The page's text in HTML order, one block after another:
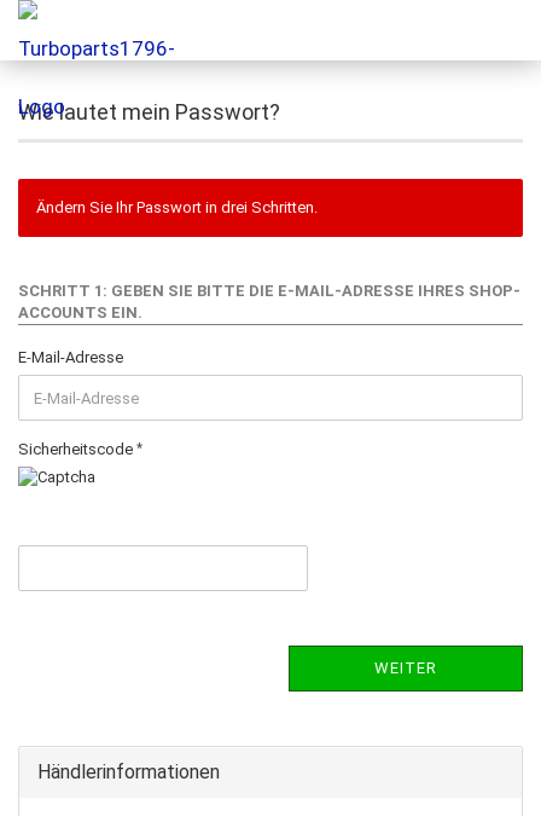
Wie lautet mein Passwort?
Ändern Sie Ihr Passwort in drei Schritten.
SCHRITT 1: GEBEN SIE BITTE DIE E-MAIL-ADRESSE IHRES SHOP-
ACCOUNTS EIN.
E-Mail-Adresse
Sicherheitscode
WEITER
Händlerinformationen